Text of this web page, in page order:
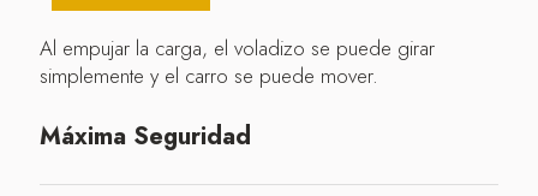
Al empujar la carga, el voladizo se puede girar
simplemente y el carro se puede mover.
Máxima Seguridad